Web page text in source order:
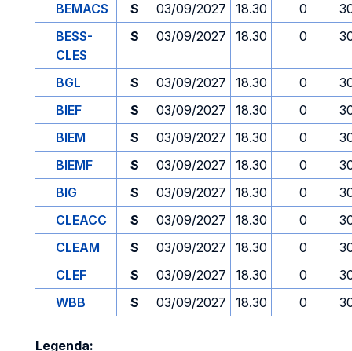
BEMACS
S 03/09/2027 18.30 0
BESS-
CLES
S 03/09/2027 18.30 0
BGL S 03/09/2027 18.30 0
BIEF
S 03/09/2027 18.30 0
BIEM
S 03/09/2027 18.30 0
BIEMF
S 03/09/2027 18.30 0
BIG
S 03/09/2027 18.30 0
CLEACC
S 03/09/2027 18.30 0
CLEAM
S 03/09/2027 18.30 0
CLEF
S 03/09/2027 18.30 0
WBB
S 03/09/2027 18.30 0
Legenda: